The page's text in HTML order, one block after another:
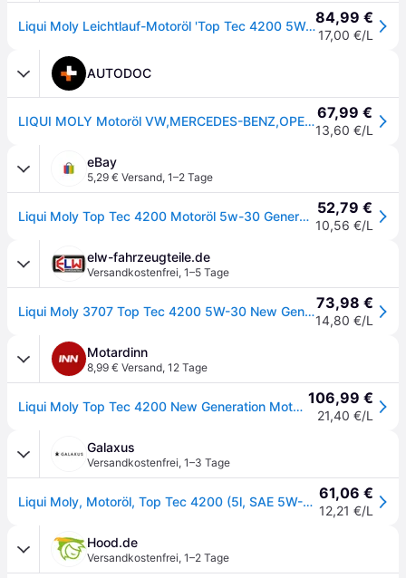
Liqui Moly Leichtlauf-Motoröl 'Top Tec 4200 5W-30' 5 l84,99 €
17,00 €/L
AUTODOC
LIQUI MOLY Motoröl VW,MERCEDES-BENZ,OPEL 3707 Motorenöl,Öl,Öl für Motor67,99 €
13,60 €/L
eBay
5,29 € Versand, 1–2 Tage
Liqui Moly Top Tec 4200 Motoröl 5w-30 Generation 5-liter 504.00 507.00 -3707 52,79 €
10,56 €/L
elw-fahrzeugteile.de
Versandkostenfrei, 1–5 Tage
Liqui Moly 3707 Top Tec 4200 5W-30 New Generation 5 Liter73,98 €
14,80 €/L
Motardinn
8,99 € Versand, 12 Tage
Liqui Moly Top Tec 4200 New Generation Motor Oil 5l Durchsichtig 106,99 €
21,40 €/L
Galaxus
Versandkostenfrei, 1–3 Tage
Liqui Moly, Motoröl, Top Tec 4200 (5l, SAE 5W-30) 61,06 €
12,21 €/L
Hood.de
Versandkostenfrei, 1–2 Tage